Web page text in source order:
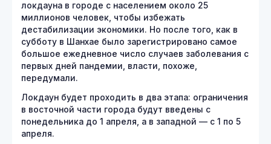
локдауна в городе с населением около 25
миллионов человек, чтобы избежать
дестабилизации экономики. Но после того, как в
субботу в Шанхае было зарегистрировано самое
большое ежедневное число случаев заболевания с
первых дней пандемии, власти, похоже,
передумали.
Локдаун будет проходить в два этапа: ограничения
в восточной части города будут введены с
понедельника до 1 апреля, а в западной — с 1 по 5
апреля.